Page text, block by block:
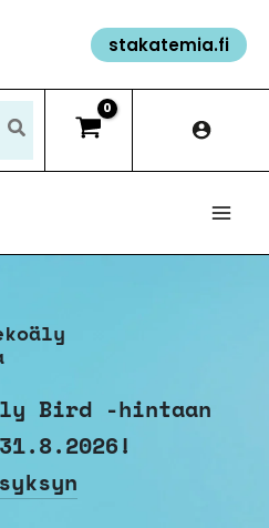
stakatemia.fi
Bird -hintaan